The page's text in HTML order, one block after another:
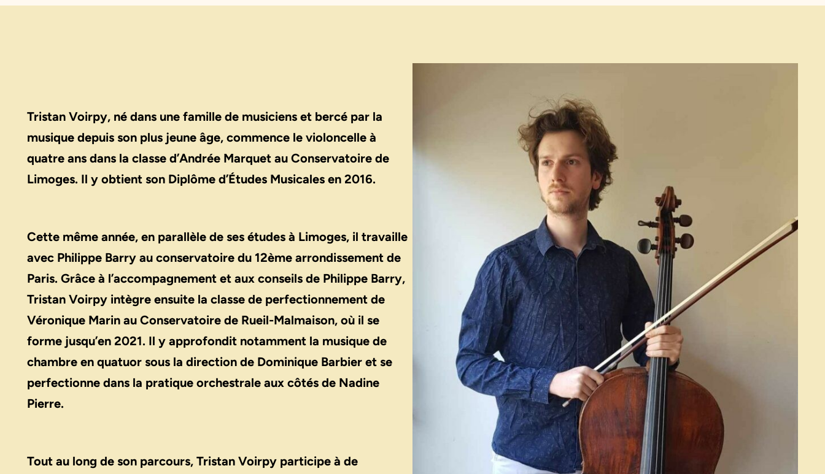
Tristan Voirpy, né dans une famille de musiciens et bercé par la
musique depuis son plus jeune âge, commence le violoncelle à
quatre ans dans la classe d’Andrée Marquet au Conservatoire de
Limoges. Il y obtient son Diplôme d’Études Musicales en 2016.
Cette même année, en parallèle de ses études à Limoges, il travaille
avec Philippe Barry au conservatoire du 12ème arrondissement de
Paris. Grâce à l’accompagnement et aux conseils de Philippe Barry,
Tristan Voirpy intègre ensuite la classe de perfectionnement de
Véronique Marin au Conservatoire de Rueil-Malmaison, où il se
forme jusqu’en 2021. Il y approfondit notamment la musique de
chambre en quatuor sous la direction de Dominique Barbier et se
perfectionne dans la pratique orchestrale aux côtés de Nadine
Pierre.
Tout au long de son parcours, Tristan Voirpy participe à de